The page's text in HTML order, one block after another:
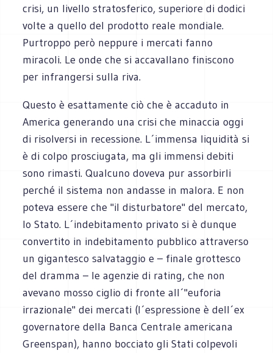
crisi, un livello stratosferico, superiore di dodici
volte a quello del prodotto reale mondiale.
Purtroppo però neppure i mercati fanno
miracoli. Le onde che si accavallano finiscono
per infrangersi sulla riva.
Questo è esattamente ciò che è accaduto in
America generando una crisi che minaccia oggi
di risolversi in recessione. L´immensa liquidità si
è di colpo prosciugata, ma gli immensi debiti
sono rimasti. Qualcuno doveva pur assorbirli
perché il sistema non andasse in malora. E non
poteva essere che "il disturbatore" del mercato,
lo Stato. L´indebitamento privato si è dunque
convertito in indebitamento pubblico attraverso
un gigantesco salvataggio e – finale grottesco
del dramma – le agenzie di rating, che non
avevano mosso ciglio di fronte all´"euforia
irrazionale" dei mercati (l´espressione è dell´ex
governatore della Banca Centrale americana
Greenspan), hanno bocciato gli Stati colpevoli